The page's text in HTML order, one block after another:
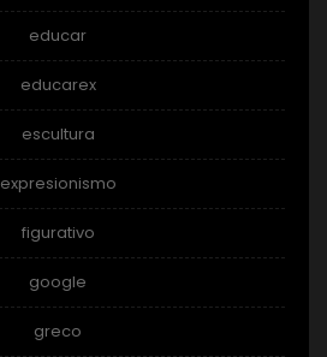
educar
educarex
escultura
expresionismo
figurativo
google
greco